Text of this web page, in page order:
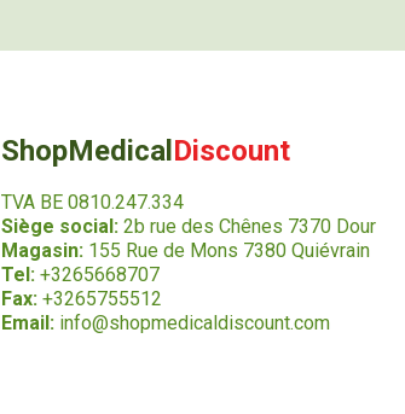
ShopMedical Discount
TVA BE 0810.247.334
Siège social:2b rue des Chênes 7370 Dour
Magasin:155 Rue de Mons 7380 Quiévrain
Tel: +3265668707
Fax: +3265755512
Email: info@shopmedicaldiscount.com